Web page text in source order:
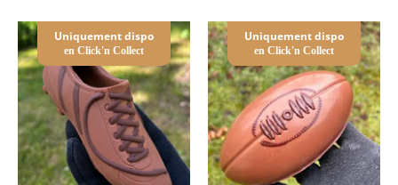
Uniquement dispo
en Click'n Collect
Ce
produit
a
plusieurs
variations.
Les
Uniquement dispo
en Click'n Collect
a